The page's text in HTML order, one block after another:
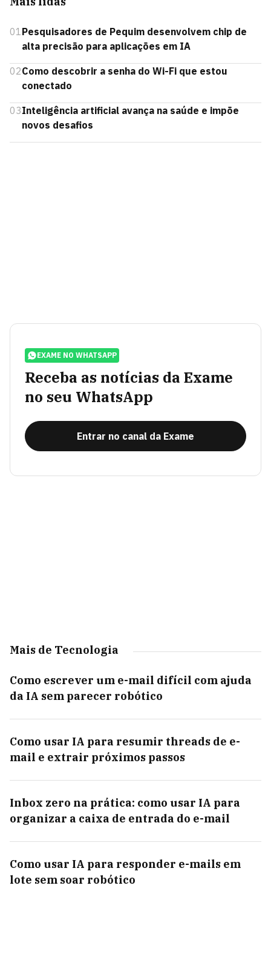
01Pesquisadores de Pequim desenvolvem chip de
alta precisão para aplicações em IA
02Como descobrir a senha do Wi-Fi que estou
conectado
03Inteligência artificial avança na saúde e impõe
novos desafios
EXAME NO WHATSAPP
Receba as notícias da Exame
no seu WhatsApp
Entrar no canal da Exame
Mais de Tecnologia
Como escrever um e-mail difícil com ajuda
da IA sem parecer robótico
Como usar IA para resumir threads de e-
mail e extrair próximos passos
Inbox zero na prática: como usar IA para
organizar a caixa de entrada do e-mail
Como usar IA para responder e-mails em
lote sem soar robótico